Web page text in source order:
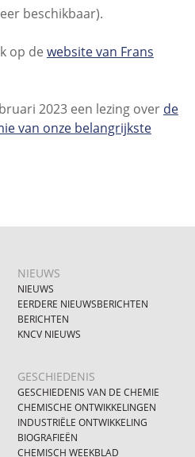
beschikbaar).
op de website van Frans
2023 een lezing over de
van onze belangrijkste
NIEUWS
NIEUWS
EERDERE NIEUWSBERICHTEN
BERICHTEN
KNCV NIEUWS
GESCHIEDENIS
GESCHIEDENIS VAN DE CHEMIE
CHEMISCHE ONTWIKKELINGEN
INDUSTRIËLE ONTWIKKELING
BIOGRAFIEËN
CHEMISCH WEEKBLAD